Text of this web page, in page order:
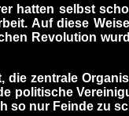
hatten selbst
Auf diese
Revolution
zentrale
politische
so nur Feinde zu